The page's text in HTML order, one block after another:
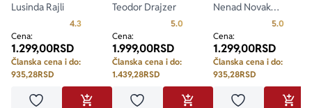
Lusinda Rajli
4.3Prosecna ocena je 4.3 od 5
Cena:
1.299,00RSD
Članska cena i do:
935,28RSD
Teodor Drajzer
5.0 Prosecna ocena je 5.0 od 5
Cena:
1.999,00RSD
Članska cena i do:
1.439,28RSD
knjiga druga
Nenad Novak
5.0
Cena:
1.299,00RSD
Članska cena i do:
935,28RSD